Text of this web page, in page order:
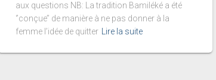
aux questions NB: La tradition Bamiléké a été
‘’conçue’’ de manière à ne pas donner à la
femme l’idée de quitter
Lire la suite